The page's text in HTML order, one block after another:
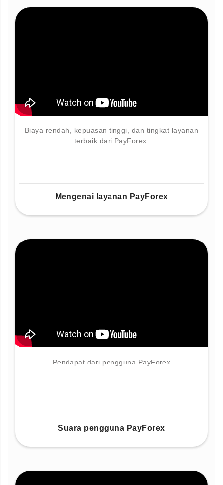
Biaya rendah, kepuasan tinggi, dan tingkat layanan
terbaik dari PayForex.
Mengenai layanan PayForex
Pendapat dari pengguna PayForex
Suara pengguna PayForex